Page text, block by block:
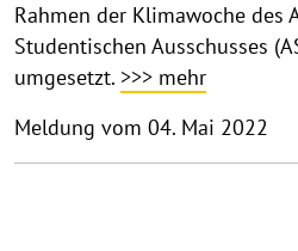
Rahmen der Klimawoche des
Studentischen Ausschusses
umgesetzt. >>> mehr
Meldung vom 04. Mai 2022